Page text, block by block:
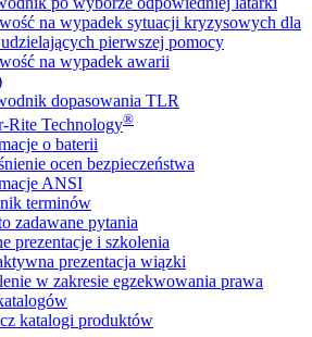
na wypadek sytuacji kryzysowych dla
pierwszej pomocy
na wypadek awarii
dopasowania TLR
Rite Technology®
o baterii
ocen bezpieczeństwa
ANSI
terminów
zadawane pytania
prezentacje i szkolenia
prezentacja wiązki
w zakresie egzekwowania prawa
katalogi produktów